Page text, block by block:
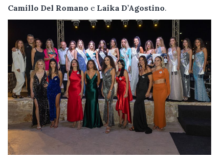
Camillo Del Romano e Laika D’Agostino.